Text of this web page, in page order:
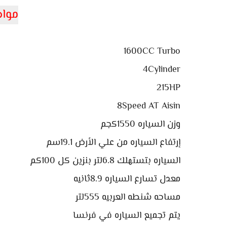
1600CC Turbo
4Cylinder
215HP
8Speed AT Aisin
وزن السياره 1550كجم
إرتفاع السياره من علي الأرض 19.1سم
السياره بتستهلك 6.8لتر بنزين كل 100كم
معدل تسارع السياره 8.9ثانيه
مساحه شنطه العربيه 555لتر
يتم تجميع السياره في فرنسا